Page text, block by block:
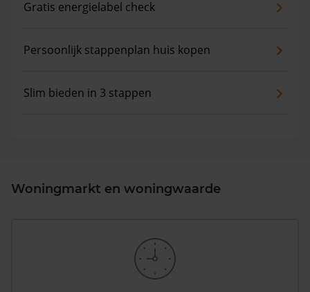
Gratis energielabel check
Persoonlijk stappenplan huis kopen
Slim bieden in 3 stappen
Woningmarkt en woningwaarde